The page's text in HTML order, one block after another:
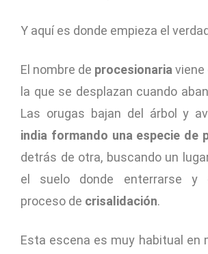
Y aquí es donde empieza el
El nombre de procesionaria viene
la que se desplazan cuando
Las orugas bajan del árbol y
india formando una especie de
detrás de otra, buscando un
el suelo donde enterrarse y
proceso de crisalidación.
Esta escena es muy habitual en